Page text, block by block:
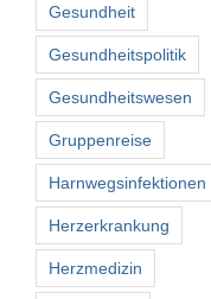
Gesundheit
Gesundheitspolitik
Gesundheitswesen
Gruppenreise
Harnwegsinfektionen
Herzerkrankung
Herzmedizin